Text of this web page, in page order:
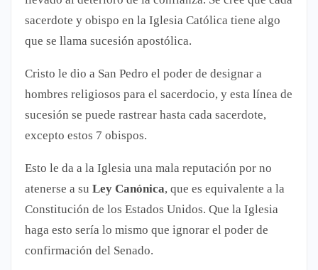
sacerdote y obispo en la Iglesia Católica tiene algo
que se llama sucesión apostólica.
Cristo le dio a San Pedro el poder de designar a
hombres religiosos para el sacerdocio, y esta línea de
sucesión se puede rastrear hasta cada sacerdote,
excepto estos 7 obispos.
Esto le da a la Iglesia una mala reputación por no
atenerse a su Ley Canónica, que es equivalente a la
Constitución de los Estados Unidos. Que la Iglesia
haga esto sería lo mismo que ignorar el poder de
confirmación del Senado.